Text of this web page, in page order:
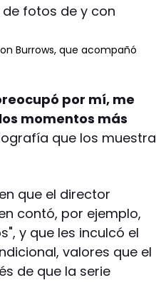
Burrows, que acompañó
por mí, me
momentos más
que los muestra
que el director
contó, por ejemplo,
y que les inculcó el
valores que el
de que la serie